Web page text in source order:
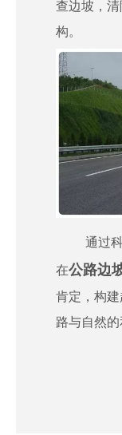
查边坡，
构。
通过
在公路边
肯定，构
路与自然的